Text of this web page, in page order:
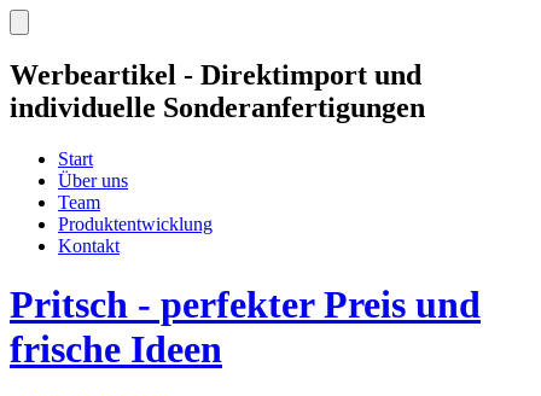
Werbeartikel - Direktimport und
individuelle Sonderanfertigungen
Start
Über uns
Team
Produktentwicklung
Kontakt
Pritsch - perfekter Preis und
frische Ideen